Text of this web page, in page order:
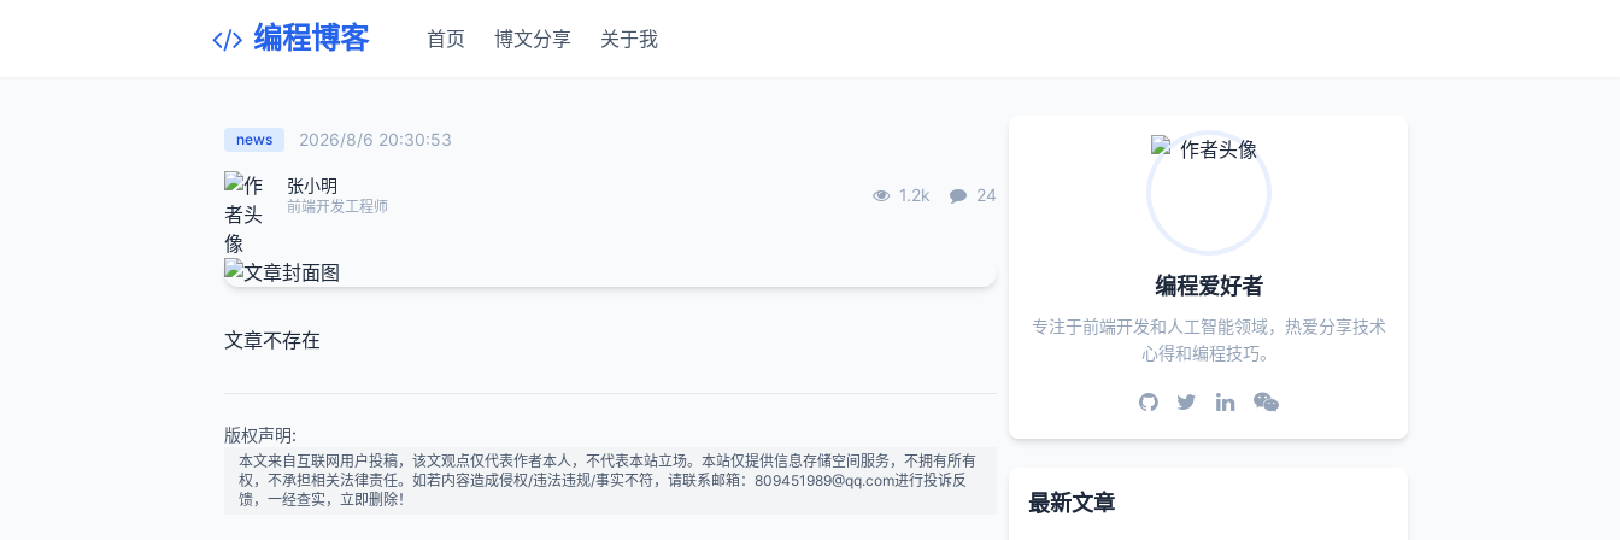
编程博客 首页 博文分享 关于我
news 2026/8/6 20:30:53
张小明
前端开发工程师
1.2k 24
文章不存在
版权声明:
本文来自互联网用户投稿，该文观点仅代表作者本人，不代表本站立场。本站仅提供信息存储空间服务，不拥有所有
权，不承担相关法律责任。如若内容造成侵权/违法违规/事实不符，请联系邮箱：809451989@qq.com进行投诉反
馈，一经查实，立即删除！
编程爱好者
专注于前端开发和人工智能领域，热爱分享技术
心得和编程技巧。
最新文章